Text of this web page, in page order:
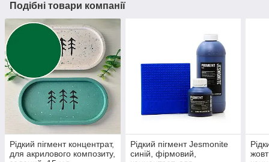
Подібні товари компанії
Рідкий пігмент концентрат,
для акрилового композиту,
Рідкий пігмент Jesmonite
синій, фірмовий,